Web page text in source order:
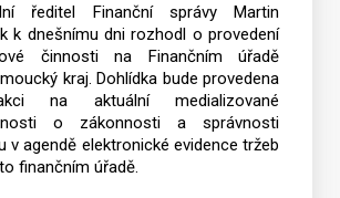
ředitel Finanční správy Martin
k dnešnímu dni rozhodl o provedení
činnosti na Finančním úřadě
kraj. Dohlídka bude provedena
na aktuální medializované
o zákonnosti a správnosti
v agendě elektronické evidence tržeb
finančním úřadě.